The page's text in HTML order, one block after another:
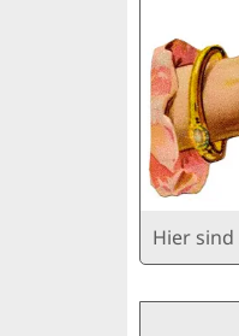
Hier